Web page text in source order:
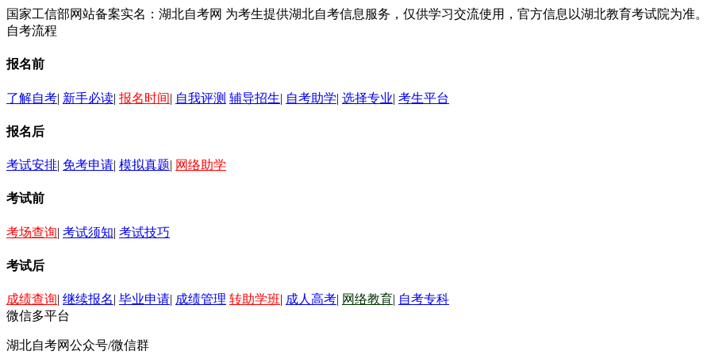
国家工信部网站备案实名：湖北自考网 为考生提供湖北自考信息服务，仅供学习交流使用，官方信息以湖北教育考试院为准。
自考流程
报名前
了解自考| 新手必读| 报名时间| 自我评测 辅导招生| 自考助学| 选择专业| 考生平台
报名后
考试安排| 免考申请| 模拟真题| 网络助学
考试前
考场查询| 考试须知| 考试技巧
考试后
成绩查询| 继续报名| 毕业申请| 成绩管理 转助学班| 成人高考| 网络教育| 自考专科
微信多平台
湖北自考网公众号/微信群